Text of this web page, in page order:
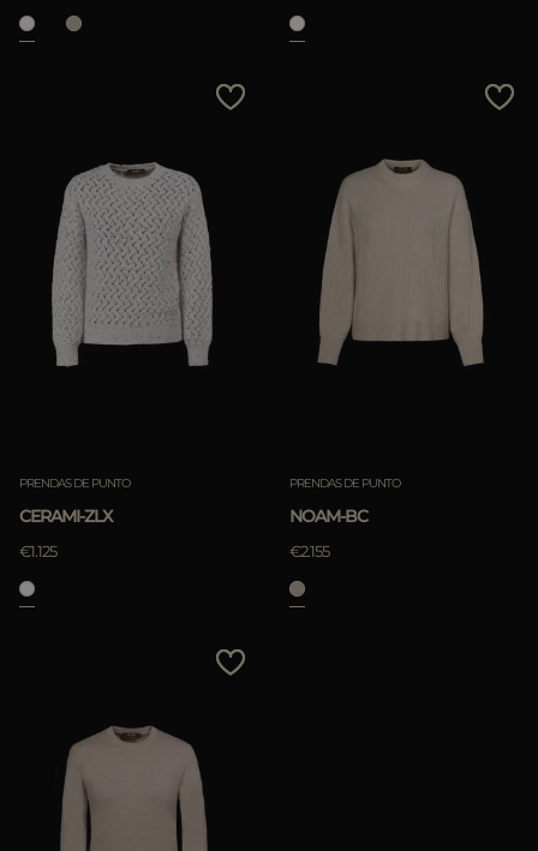
PRENDAS DE PUNTO
CERAMI-ZLX
€1.125
PRENDAS DE PUNTO
NOAM-BC
€2.155